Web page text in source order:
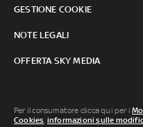
GESTIONE COOKIE
NOTE LEGALI
OFFERTA SKY MEDIA
Per il consumatore clicca qui per i
Cookies, informazioni sulle